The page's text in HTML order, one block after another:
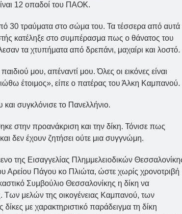
12 οπαδοί του ΠΑΟΚ.
30 τραύματα στο σώμα του. Τα τέσσερα από αυτά
κατέληξε στο συμπέρασμα πως ο θάνατος του
τα χτυπήματα από δρεπάνι, μαχαίρι και λοστό.
μου, απέναντί μου. Όλες οι εικόνες είναι
έτοιμος», είπε ο πατέρας του Άλκη Καμπανού.
συγκλόνισε το Πανελλήνιο.
στην προανάκριση και την δίκη. Τόνισε πως
δεν έχουν ζητήσει ούτε μια συγγνώμη.
της Εισαγγελίας Πλημμελειοδικών
Αρείου Πάγου κο Πλιώτα, ώστε χωρίς χρονοτριβή
Συμβούλιο Θεσσαλονίκης η δίκη να
Των μελών της οικογένειας Καμπανού, των
με χαρακτηριστικό παράδειγμα τη δίκη